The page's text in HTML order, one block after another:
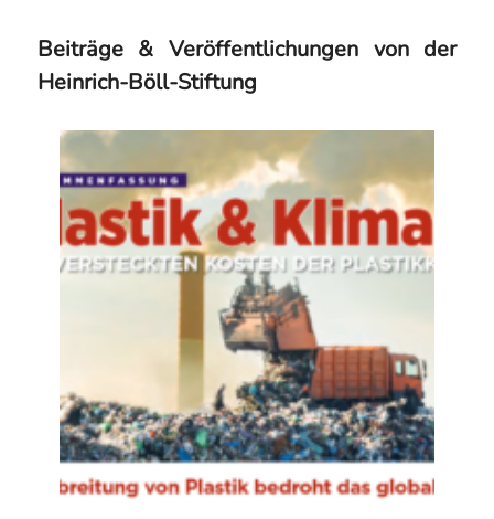
Beiträge & Veröffentlichungen von der
Heinrich-Böll-Stiftung